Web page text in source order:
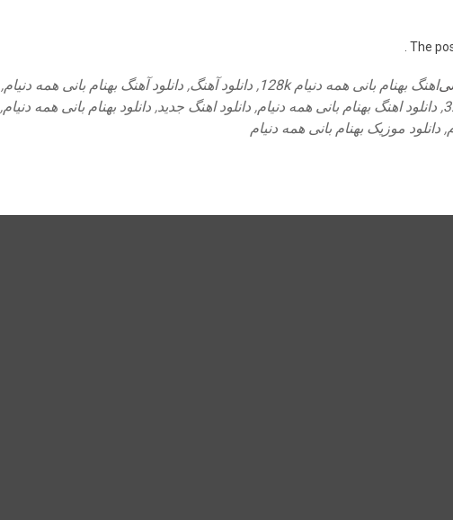
The
T
a
g
اهنگ بهنام بانی همه دنیام 128k , دانلود آهنگ, دانلود آهنگ بهنام بانی همه دنیام,
, دانلود اهنگ بهنام بانی همه دنیام, دانلود اهنگ جدید, دانلود بهنام بانی همه دنیام,
, دانلود موزیک بهنام بانی همه دنیام